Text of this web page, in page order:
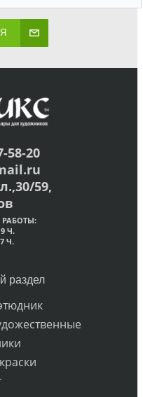
58-20
59,
Ч.
Ч.
раздел